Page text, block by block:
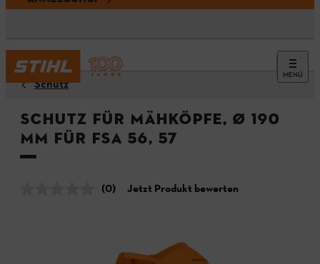
MENÜ
Schutz
Schutz für Mähköpfe, Ø 190
mm für FSA 56, 57
(0) Jetzt Produkt bewerten